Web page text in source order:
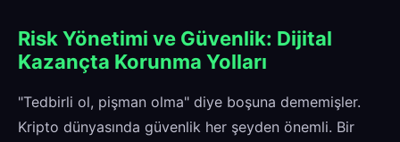
Risk Yönetimi ve Güvenlik: Dijital
Kazançta Korunma Yolları
"Tedbirli ol, pişman olma" diye boşuna dememişler.
Kripto dünyasında güvenlik her şeyden önemli. Bir